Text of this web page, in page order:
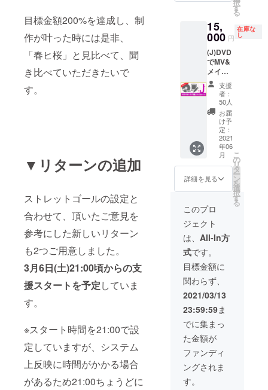
目標金額200%を達成し、制
作が叶った時には是非、
「春ヒ桜」と見比べて、聞
き比べていただきたいで
す。
▼リターンの追加
ストレットゴールの設定と
合わせて、頂いたご意見を
参考にした新しいリターン
も2つご用意しました。
3月6日(土)21:00頃からの支
援スタートを予定していま
す。
※スタート時間を21:00で設
定していますが、システム
上反映に時間がかかる場合
があるため21:00ちょうどに
援者様
でご負
い。 ※
入場整
理番号
は申込
順では
なくラ
ンダム
です。
※イベン
ト開催
時、万
一の事
えて
【支援
名前・
連絡先
等の個
報】を
控えさ
せてい
ただき
ます。
お届け
先欄で
必ずご
記入下
さい。
個人情
報は原
則とし
▼サイ
「春ヒ
桜」CD
会場で
提供 ▼
イベン
ト終演
後2
ショッ
トチェ
キ撮影
＆サイ
ン＋希
望の名
前を記
2021年
4月10日
開催す
るイベ
ントに
ご招
待。公
開前に
米原と
一緒に
完成し
たMVを
スク
リーン
で鑑賞
しま
しょ
う。 ま
た「春
ヒ桜」
択
す
る
15,
000 円
在庫な
し
(J)DVD
でMV&
メイキ
ング堪
能(ソロ
チェキ
宛名&サ
イン付)
コース
▼DVD
（「春
ヒ桜」
MV＋メ
イキン
グ映
像） ▼
米原幸
佑ソロ
チェキ
（宛名
＆サイ
ン入
り） ---
「春ヒ
桜」MV
とメイ
キング
映像(30
分程度
を予定)
を収録
した
DVDを
ご提
支援
者：
50人
お届
け予
定：
2021
年06
月
詳細を見る
こ
の
リ
タ
ー
ン
を
選
択
す
る
このプロ
ジェクト
は、 All-In方
式です。
目標金額に
関わらず、
2021/03/13
23:59:59ま
でに集まっ
た金額が
ファンディ
ングされま
す。